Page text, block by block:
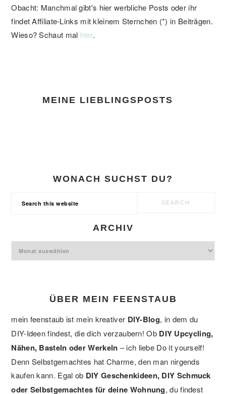
Obacht: Manchmal gibt's hier werbliche Posts oder ihr
findet Affiliate-Links mit kleinem Sternchen (*) in Beiträgen.
Wieso? Schaut mal hier.
MEINE LIEBLINGSPOSTS
WONACH SUCHST DU?
ARCHIV
Archiv
ÜBER MEIN FEENSTAUB
mein feenstaub ist mein kreativer DIY-Blog, in dem du
DIY-Ideen findest, die dich verzaubern! Ob DIY Upcycling,
Nähen, Basteln oder Werkeln – ich liebe Do it yourself!
Denn Selbstgemachtes hat Charme, den man nirgends
kaufen kann. Egal ob DIY Geschenkideen, DIY Schmuck
oder Selbstgemachtes für deine Wohnung, du findest